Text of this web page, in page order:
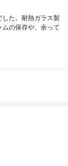
た。耐熱ガラス製
の保存や、余って